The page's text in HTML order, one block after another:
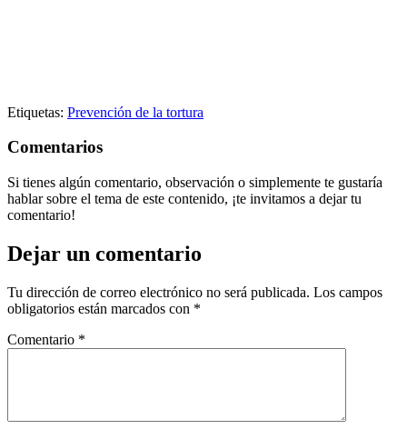
Etiquetas: Prevención de la tortura
Comentarios
Si tienes algún comentario, observación o simplemente te gustaría
hablar sobre el tema de este contenido, ¡te invitamos a dejar tu
comentario!
Dejar un comentario
Tu dirección de correo electrónico no será publicada. Los campos
obligatorios están marcados con *
Comentario *